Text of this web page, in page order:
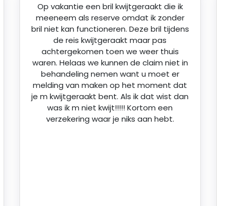
Op vakantie een bril kwijtgeraakt die ik
meeneem als reserve omdat ik zonder
bril niet kan functioneren. Deze bril tijdens
de reis kwijtgeraakt maar pas
achtergekomen toen we weer thuis
waren. Helaas we kunnen de claim niet in
behandeling nemen want u moet er
melding van maken op het moment dat
je m kwijtgeraakt bent. Als ik dat wist dan
was ik m niet kwijt!!!!! Kortom een
verzekering waar je niks aan hebt.